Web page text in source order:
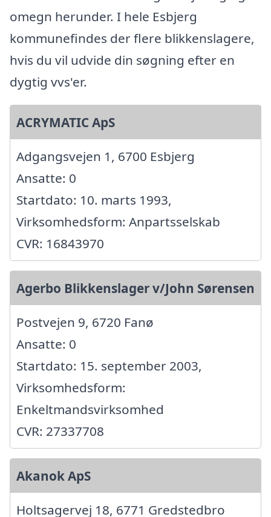
omegn herunder. I hele Esbjerg
kommunefindes der flere blikkenslagere,
hvis du vil udvide din søgning efter en
dygtig vvs'er.
ACRYMATIC ApS
Adgangsvejen 1, 6700 Esbjerg
Ansatte: 0
Startdato: 10. marts 1993,
Virksomhedsform: Anpartsselskab
CVR: 16843970
Agerbo Blikkenslager v/John Sørensen
Postvejen 9, 6720 Fanø
Ansatte: 0
Startdato: 15. september 2003,
Virksomhedsform:
Enkeltmandsvirksomhed
CVR: 27337708
Akanok ApS
Holtsagervej 18, 6771 Gredstedbro